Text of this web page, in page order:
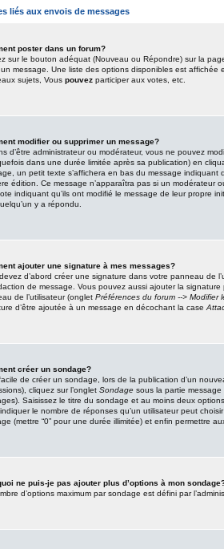
liés aux envois de messages
poster dans un forum?
sur le bouton adéquat (Nouveau ou Répondre) sur la
un message. Une liste des options disponibles est
sujets, Vous pouvez participer aux votes, etc.
modifier ou supprimer un message?
d’être administrateur ou modérateur, vous ne pouvez
dans une durée limitée après sa publication) en
un petit texte s’affichera en bas du message indiquant
édition. Ce message n’apparaîtra pas si un modérateur
indiquant qu’ils ont modifié le message de leur propre
y a répondu.
ajouter une signature à mes messages?
d’abord créer une signature dans votre panneau de
de message. Vous pouvez aussi ajouter la
de l’utilisateur (onglet Préférences du forum --> Modifier
d’être ajoutée à un message en décochant la case
créer un sondage?
de créer un sondage, lors de la publication d’un
cliquez sur l’onglet Sondage sous la partie
Saisissez le titre du sondage et au moins deux
le nombre de réponses qu’un utilisateur peut
(mettre “0” pour une durée illimitée) et enfin permettre
ne puis-je pas ajouter plus d’options à mon
d’options maximum par sondage est défini par